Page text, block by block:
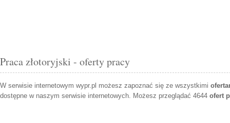
Praca złotoryjski - oferty pracy
W serwisie internetowym wypr.pl możesz zapoznać się ze wszystkimi
dostępne w naszym serwisie internetowych. Możesz przeglądać 4644 ofert